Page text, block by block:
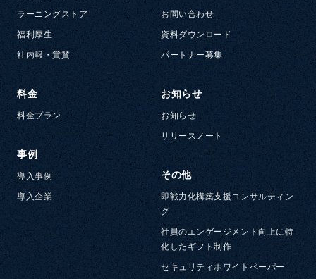
ラーニングストア
福利厚生
社内報・賞賛
料金
料金プラン
事例
導入事例
導入企業
お問い合わせ
資料ダウンロード
パートナー募集
お知らせ
お知らせ
リリースノート
その他
即戦力化構築支援コンサルティン
グ
社員のエンゲージメント向上に特
化したギフト制作
セキュリティホワイトペーパー